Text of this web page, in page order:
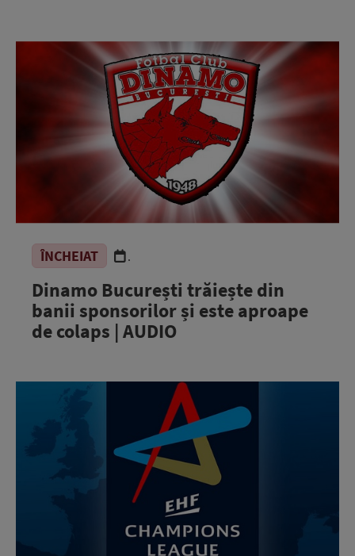
ÎNCHEIAT .
Dinamo București trăiește din
banii sponsorilor și este aproape
de colaps | AUDIO